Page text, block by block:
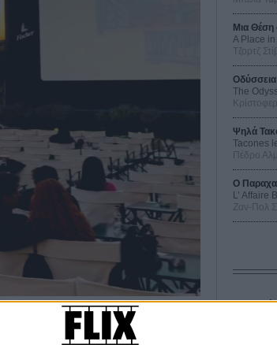
, το θερινό με το πρόγραμμα
Μια Θέση
A Place
Τζορτζ
Οδύσσεια
The
Ψηλά
Tacones
Πέδρο
Ο
L’ Affaire
Ζαν-Πολ